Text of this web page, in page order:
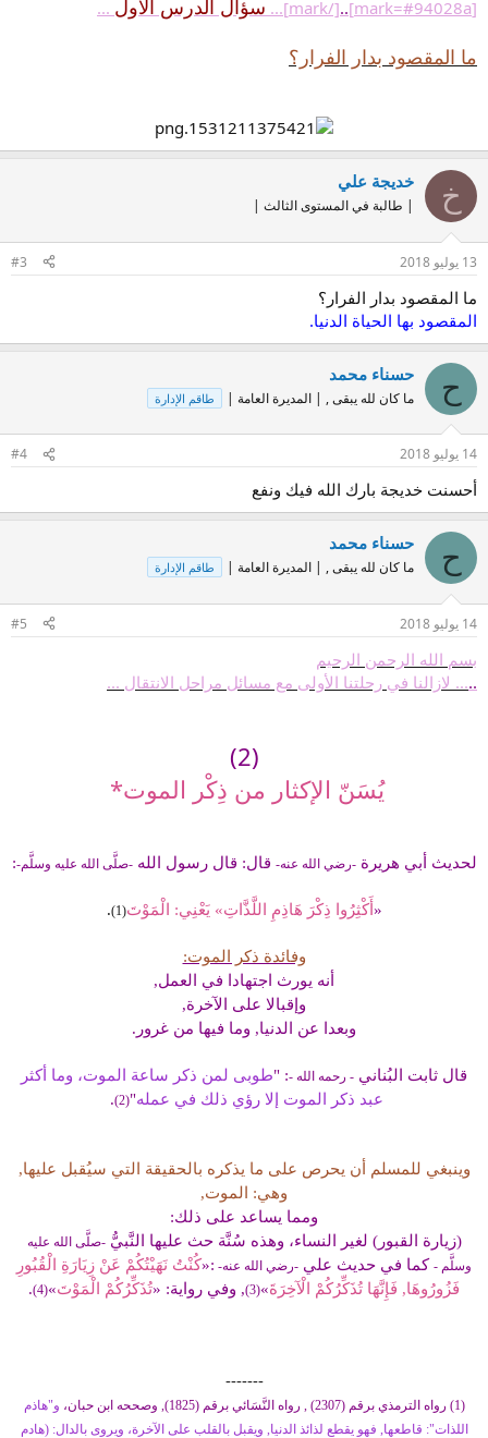
[mark=#94028a]
..
[/mark]... سؤال الدرس الأول ...
ما المقصود بدار الفرار؟
خ خديجة علي
| طالبة في المستوى الثالث |
13 يوليو 2018 #3
ما المقصود بدار الفرار؟
المقصود بها الحياة الدنيا.
ح حسناء محمد
ما كان لله يبقى , | المديرة العامة | طاقم الإدارة
14 يوليو 2018 #4
أحسنت خديجة بارك الله فيك ونفع
ح حسناء محمد
ما كان لله يبقى , | المديرة العامة | طاقم الإدارة
14 يوليو 2018 #5
بسم الله الرحمن الرحيم
..... لازالنا في رحلتنا الأولى مع مسائل مراحل الانتقال ...
(2)
يُسَنّ الإكثار من ذِكْر الموت*
لحديث أبي هريرة-رضي الله عنه- قال: قال رسول الله-صلَّى الله عليه وسلَّم-:
«أَكْثِرُوا ذِكْرَ هَاذِمِ اللَّذَّاتِ» يَعْنِي: الْمَوْتَ(1)
.
وفائدة ذكر الموت:
أنه يورث اجتهادا في العمل,
وإقبالا على الآخرة,
وبعدا عن الدنيا, وما فيها من غرور.
قال ثابت البُناني - رحمه الله -: "طوبى لمن ذكر ساعة الموت، وما أكثر
عبد ذكر الموت إلا رؤي ذلك في عمله"
(2)
.
وينبغي للمسلم أن يحرص على ما يذكره بالحقيقة التي سيُقبل عليها,
وهي: الموت,
ومما يساعد على ذلك:
(زيارة القبور) لغير النساء، وهذه سُنَّة حث عليها النَّبيُّ-صلَّى الله عليه
وسلَّم - كما في حديث علي -رضي الله عنه- :«كُنْتُ نَهَيْتُكُمْ عَنْ زِيَارَةِ الْقُبُورِ
فَزُورُوهَا, فَإِنَّهَا تُذَكِّرُكُمْ الْآخِرَةَ»
(3) , وفي رواية: «تُذَكِّرُكُمْ الْمَوْتَ»
(4)
.
-------
(1) رواه الترمذي برقم (2307) , رواه النَّسَائي برقم (1825), وصححه ابن حبان،
و"هاذم
اللذات": قاطعها, فهو يقطع لذائذ الدنيا, ويقبل بالقلب على الآخرة، ويروى بالدال: (هادم